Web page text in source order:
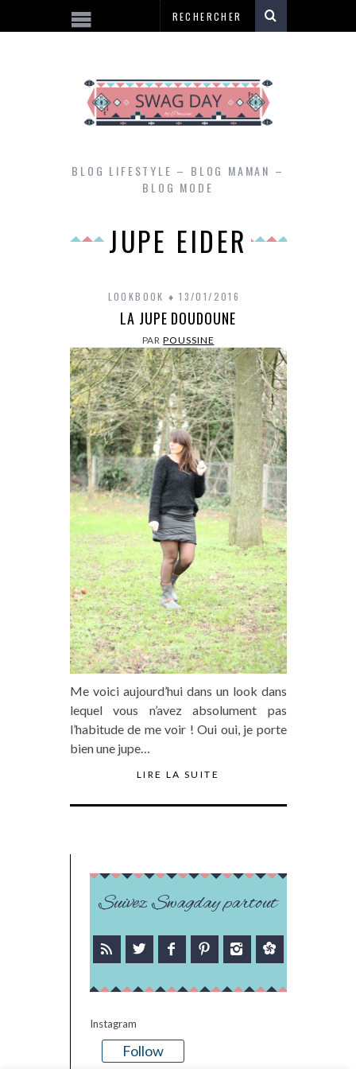
BLOG LIFESTYLE – BLOG MAMAN –
BLOG MODE
JUPE EIDER
LOOKBOOK 13/01/2016
LA JUPE DOUDOUNE
PARPOUSSINE
Me voici aujourd’hui dans un look dans
lequel vous n’avez absolument pas
l’habitude de me voir ! Oui oui, je porte
bien une jupe…
LIRE LA SUITE
Suivez Swagday partout
Instagram
Follow